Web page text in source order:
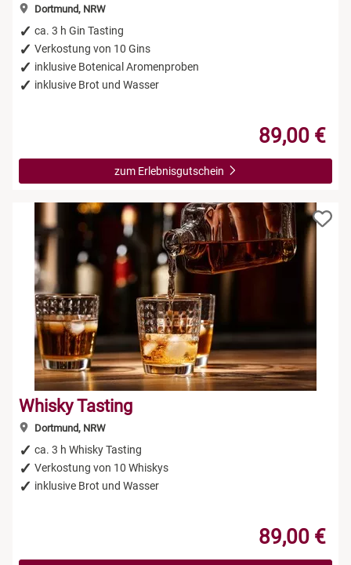
Dortmund, NRW
ca. 3 h Gin Tasting
Verkostung von 10 Gins
inklusive Botenical Aromenproben
inklusive Brot und Wasser
89,00 €
zum Erlebnisgutschein
Whisky Tasting
Dortmund, NRW
ca. 3 h Whisky Tasting
Verkostung von 10 Whiskys
inklusive Brot und Wasser
89,00 €